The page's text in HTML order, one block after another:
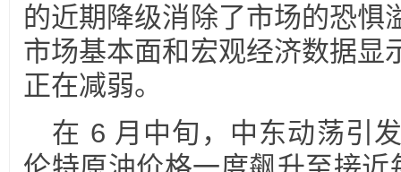
的近期降级消除了市场的恐惧
市场基本面和宏观经济数据显
正在减弱。
在 6 月中旬，中东动荡引